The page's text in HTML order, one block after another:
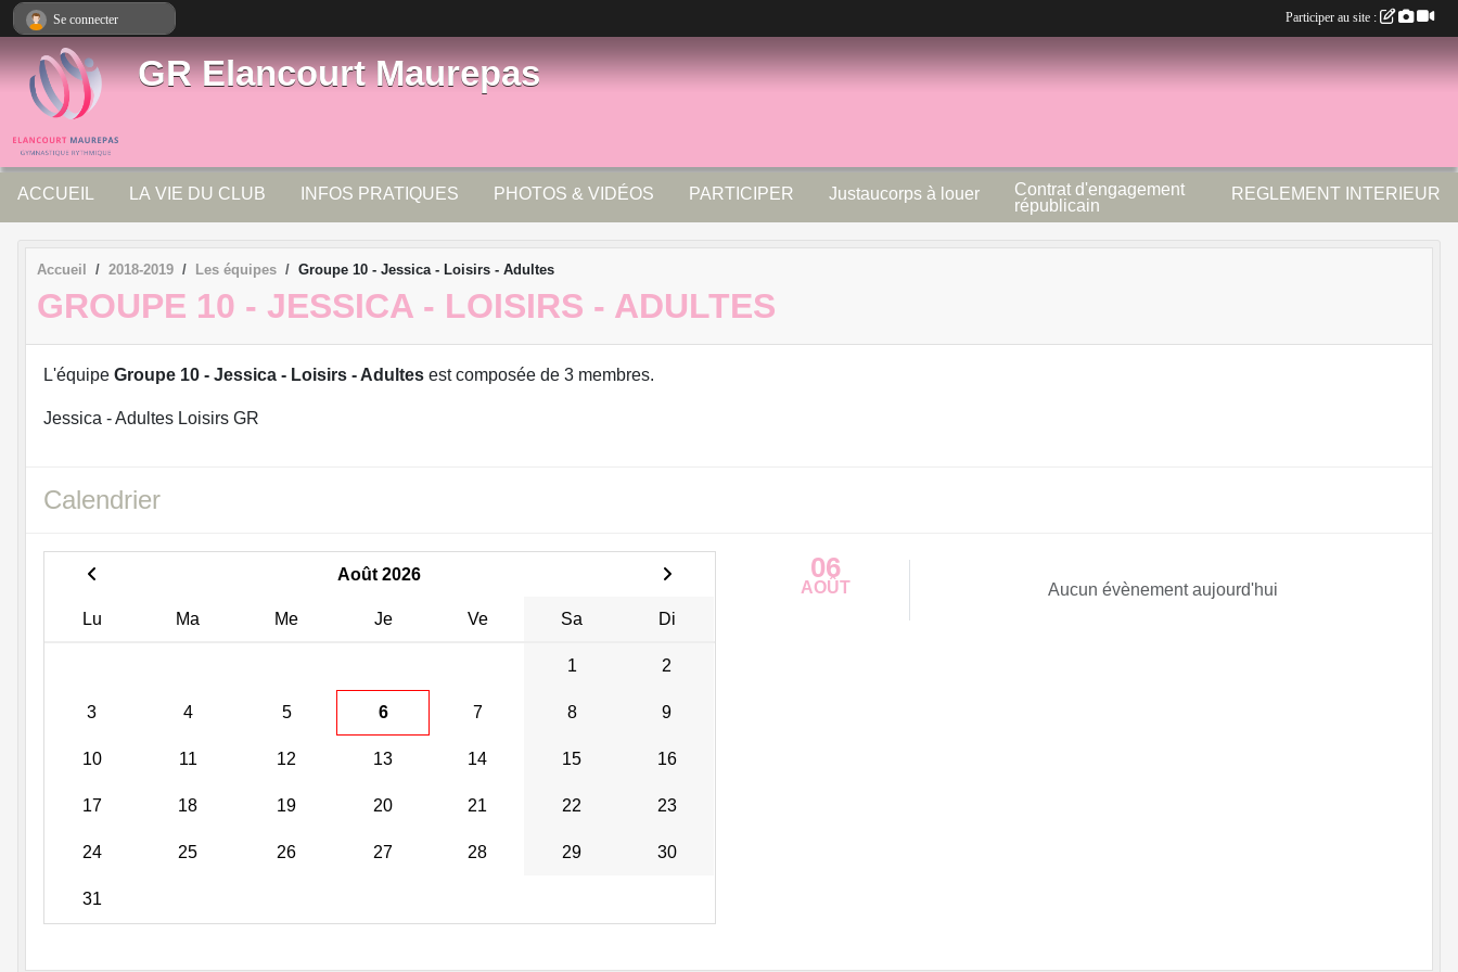
GR Elancourt Maurepas
ACCUEIL LA VIE DU CLUB INFOS PRATIQUES PHOTOS & VIDÉOS PARTICIPER Justaucorps à louer
Contrat d'engagement
républicain
REGLEMENT INTERIEUR
Accueil 2018-2019 Les équipes Groupe 10 - Jessica - Loisirs - Adultes
GROUPE 10 - JESSICA - LOISIRS - ADULTES
L'équipe Groupe 10 - Jessica - Loisirs - Adultes est composée de 3 membres.
Jessica - Adultes Loisirs GR
Calendrier
Août 2026
Lu Ma Me Je Ve Sa Di
1 2
3 4 5 6 7 8 9
10 11 12 13 14 15 16
17 18 19 20 21 22 23
24 25 26 27 28 29 30
31
06
AOÛT Aucun évènement aujourd'hui
Se connecter Participer au site :
Panneau de gestion des cookies